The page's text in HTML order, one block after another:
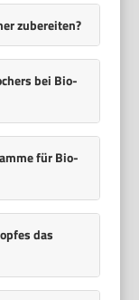
zubereiten?
bei Bio-
für Bio-
das